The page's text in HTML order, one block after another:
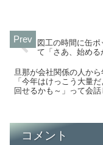
図工の時間に缶
て「さあ、始める
旦那が会社関係の人から
「今年はけっこう大量
回せるかも～」って会話
コメント